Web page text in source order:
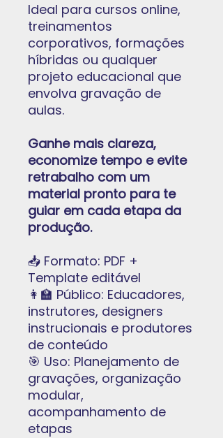
Ideal para cursos online,
treinamentos
corporativos, formações
híbridas ou qualquer
projeto educacional que
envolva gravação de
aulas.
Ganhe mais clareza,
economize tempo e evite
retrabalho com um
material pronto para te
guiar em cada etapa da
produção.
📥 Formato: PDF +
Template editável
👩‍🏫 Público: Educadores,
instrutores, designers
instrucionais e produtores
de conteúdo
🎯 Uso: Planejamento de
gravações, organização
modular,
acompanhamento de
etapas